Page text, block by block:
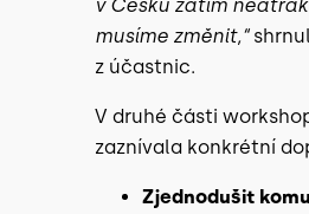
v Česku zatím
musíme změnit,“
z účastnic.
V druhé části
zaznívala konkrétní
Zjednodušit